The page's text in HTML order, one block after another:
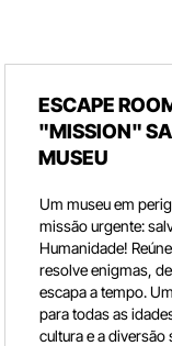
ESCAPE
"MISSION"
MUSEU
Um museu em
missão urgente:
Humanidade!
resolve enigmas,
escapa a tempo.
para todas as
cultura e a diversão